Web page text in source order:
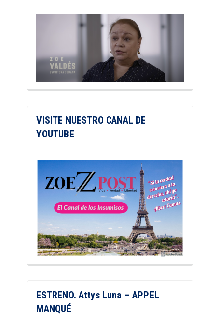
VISITE NUESTRO CANAL DE
YOUTUBE
ESTRENO. Attys Luna – APPEL
MANQUÉ